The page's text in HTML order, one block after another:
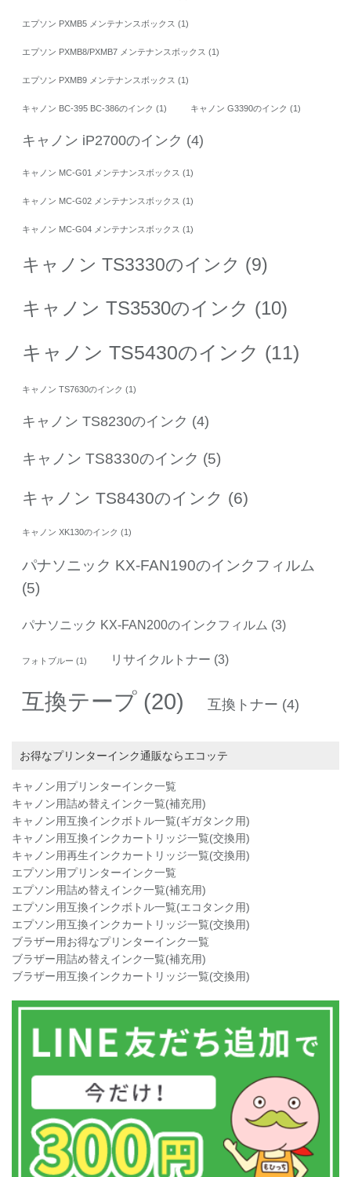
エプソン PXMB5 メンテナンスボックス (1)
エプソン PXMB8/PXMB7 メンテナンスボックス (1)
エプソン PXMB9 メンテナンスボックス (1)
キャノン BC-395 BC-386のインク (1) キャノン G3390のインク (1)
キャノン iP2700のインク (4)
キャノン MC-G01 メンテナンスボックス (1)
キャノン MC-G02 メンテナンスボックス (1)
キャノン MC-G04 メンテナンスボックス (1)
キャノン TS3330のインク (9)
キャノン TS3530のインク (10)
キャノン TS5430のインク (11)
キャノン TS7630のインク (1)
キャノン TS8230のインク (4)
キャノン TS8330のインク (5)
キャノン TS8430のインク (6)
キャノン XK130のインク (1)
パナソニック KX-FAN190のインクフィルム
(5)
パナソニック KX-FAN200のインクフィルム (3)
フォトブルー (1) リサイクルトナー (3)
互換テープ (20) 互換トナー (4)
お得なプリンターインク通販ならエコッテ
キャノン用プリンターインク一覧
キャノン用詰め替えインク一覧(補充用)
キャノン用互換インクボトル一覧(ギガタンク用)
キャノン用互換インクカートリッジ一覧(交換用)
キャノン用再生インクカートリッジ一覧(交換用)
エプソン用プリンターインク一覧
エプソン用詰め替えインク一覧(補充用)
エプソン用互換インクボトル一覧(エコタンク用)
エプソン用互換インクカートリッジ一覧(交換用)
ブラザー用お得なプリンターインク一覧
ブラザー用詰め替えインク一覧(補充用)
ブラザー用互換インクカートリッジ一覧(交換用)